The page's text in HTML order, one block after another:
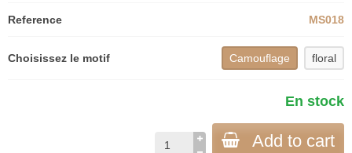
Reference MS018
Choisissez le motif Camouflage floral
En stock
Add to cart